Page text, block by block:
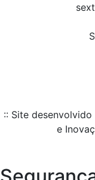
:: Site
e